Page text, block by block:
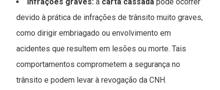
devido à prática de infrações de trânsito muito graves,
como dirigir embriagado ou envolvimento em
acidentes que resultem em lesões ou morte. Tais
comportamentos comprometem a segurança no
trânsito e podem levar à revogação da CNH.